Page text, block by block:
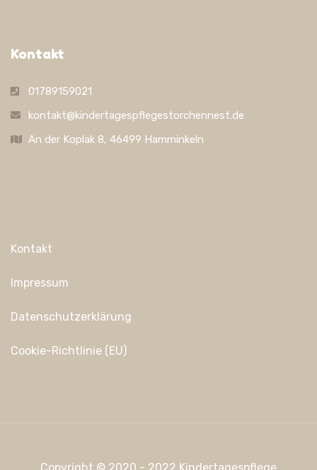
Kontakt
01789159021
kontakt@kindertagespflegestorchennest.de
An der Koplak 8, 46499 Hamminkeln
Kontakt
Impressum
Datenschutzerklärung
Cookie-Richtlinie (EU)